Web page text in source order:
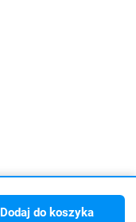
Dodaj do koszyka